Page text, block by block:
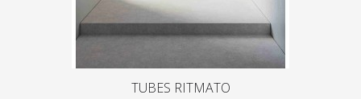
TUBES RITMATO